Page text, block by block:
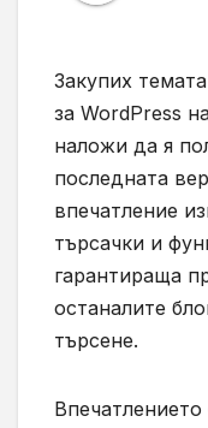
Закупих темата
за WordPress
наложи да я
последната
впечатление
търсачки и
гарантираща
останалите
търсене.